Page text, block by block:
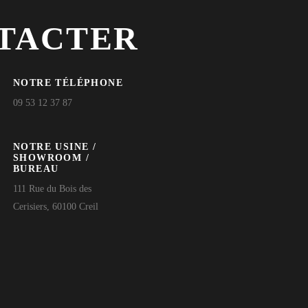
NOTRE TÉLÉPHONE
09 53 12 37 87
NOTRE USINE /
SHOWROOM /
BUREAU
111 Rue du Bois des
Cerisiers, 60100 Creil